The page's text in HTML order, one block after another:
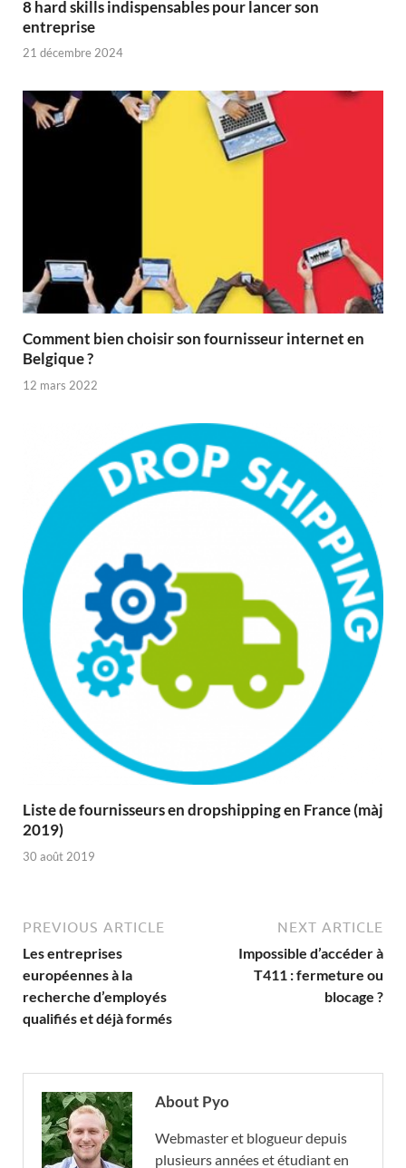
8 hard skills indispensables pour lancer son
entreprise
21 décembre 2024
Comment bien choisir son fournisseur internet en
Belgique ?
12 mars 2022
Liste de fournisseurs en dropshipping en France (màj
2019)
30 août 2019
PREVIOUS ARTICLE
Les entreprises
européennes à la
recherche d’employés
qualifiés et déjà formés
NEXT ARTICLE
Impossible d’accéder à
T411 : fermeture ou
blocage ?
About Pyo
Webmaster et blogueur depuis
plusieurs années et étudiant en